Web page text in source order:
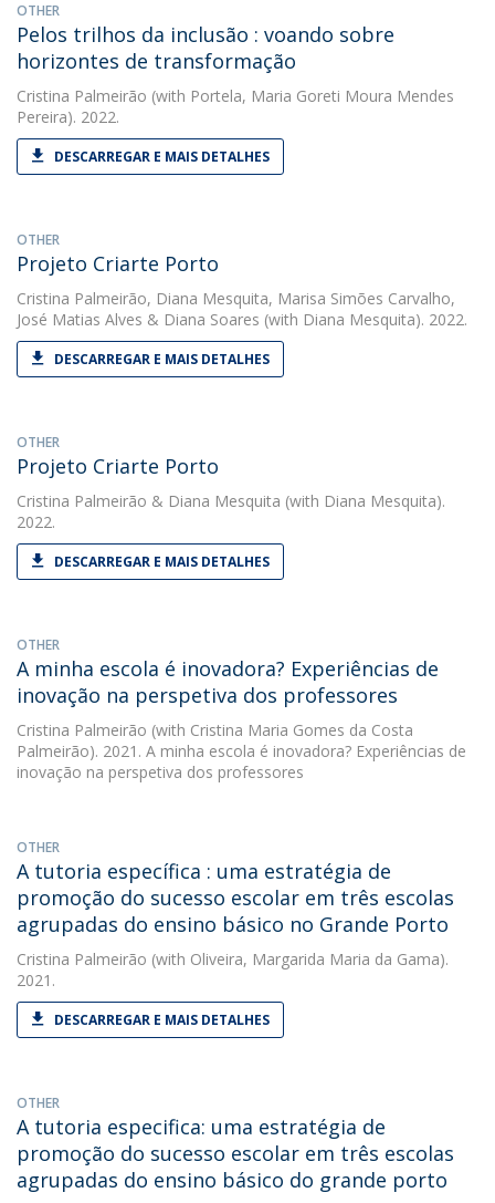
OTHER
Pelos trilhos da inclusão : voando sobre
horizontes de transformação
Cristina Palmeirão (with Portela, Maria Goreti Moura Mendes
Pereira). 2022.
DESCARREGAR E MAIS DETALHES
OTHER
Projeto Criarte Porto
Cristina Palmeirão, Diana Mesquita, Marisa Simões Carvalho,
José Matias Alves & Diana Soares (with Diana Mesquita). 2022.
DESCARREGAR E MAIS DETALHES
OTHER
Projeto Criarte Porto
Cristina Palmeirão & Diana Mesquita (with Diana Mesquita).
2022.
DESCARREGAR E MAIS DETALHES
OTHER
A minha escola é inovadora? Experiências de
inovação na perspetiva dos professores
Cristina Palmeirão (with Cristina Maria Gomes da Costa
Palmeirão). 2021. A minha escola é inovadora? Experiências de
inovação na perspetiva dos professores
OTHER
A tutoria específica : uma estratégia de
promoção do sucesso escolar em três escolas
agrupadas do ensino básico no Grande Porto
Cristina Palmeirão (with Oliveira, Margarida Maria da Gama).
2021.
DESCARREGAR E MAIS DETALHES
OTHER
A tutoria especifica: uma estratégia de
promoção do sucesso escolar em três escolas
agrupadas do ensino básico do grande porto